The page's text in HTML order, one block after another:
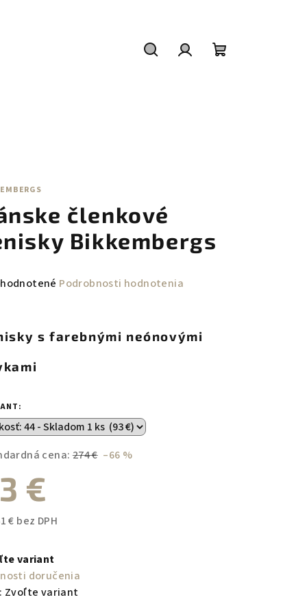
členkové
Bikkembergs
Podrobnosti hodnotenia
s farebnými neónovými
cena: 274 € –66 %
€
€ bez DPH
variant
doručenia
Zvoľte variant